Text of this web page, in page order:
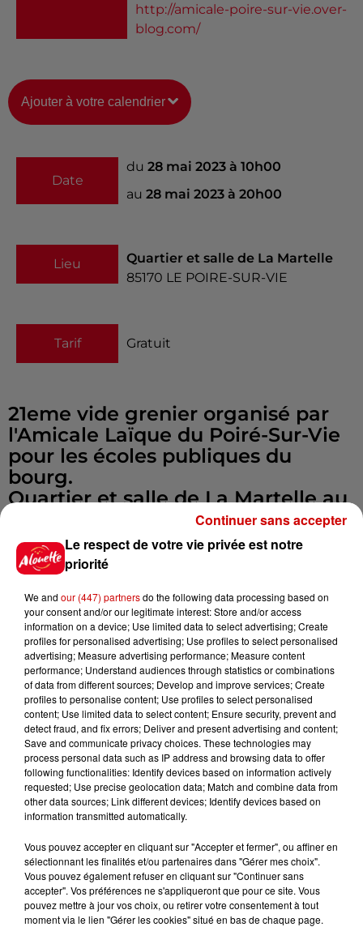
http://amicale-poire-sur-vie.over-
blog.com/
Ajouter à votre calendrier
Date
du 28 mai 2023 à 10h00
au 28 mai 2023 à 20h00
Lieu
Quartier et salle de La Martelle
85170 LE POIRE-SUR-VIE
Tarif Gratuit
21eme vide grenier organisé par
l'Amicale Laïque du Poiré-Sur-Vie
pour les écoles publiques du
bourg.
Quartier et salle de La Martelle au
Entrée gratuite des visiteurs de 8h
à 18h.
Bar et restauration sur place.
Infos
Voir plus
11h51
À LA UNE : professeur
condamné, repreneurs pour
Duralex et la...
11h01
Un professeur du Maine-et-Loire
condamné pour des échanges...
10h10
Duralex : trois repreneurs
potentiels
Le respect de votre vie privée est notre
priorité
We and our (447) partnersdo the following data processing based on
your consent and/or our legitimate interest: Store and/or access
information on a device; Use limited data to select advertising; Create
profiles for personalised advertising; Use profiles to select personalised
advertising; Measure advertising performance; Measure content
performance; Understand audiences through statistics or combinations
of data from different sources; Develop and improve services; Create
profiles to personalise content; Use profiles to select personalised
content; Use limited data to select content; Ensure security, prevent and
detect fraud, and fix errors; Deliver and present advertising and content;
Save and communicate privacy choices. These technologies may
process personal data such as IP address and browsing data to offer
following functionalities: Identify devices based on information actively
requested; Use precise geolocation data; Match and combine data from
other data sources; Link different devices; Identify devices based on
information transmitted automatically.
Vous pouvez accepter en cliquant sur "Accepter et fermer", ou affiner en
sélectionnant les finalités et/ou partenaires dans "Gérer mes choix".
Vous pouvez également refuser en cliquant sur "Continuer sans
accepter". Vos préférences ne s'appliqueront que pour ce site. Vous
pouvez mettre à jour vos choix, ou retirer votre consentement à tout
moment via le lien "Gérer les cookies" situé en bas de chaque page.
Continuer sans accepter